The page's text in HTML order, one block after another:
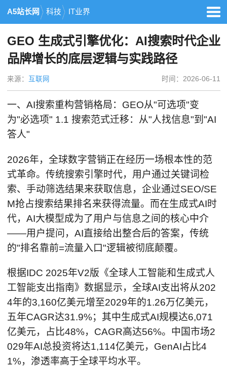
A5站长网 科技 IT业界
GEO 生成式引擎优化：AI搜索时代企业
品牌增长的底层逻辑与实践路径
来源： 互联网 时间：2026-06-11
一、AI搜索重构营销格局：GEO从"可选项"变
为"必选项" 1.1 搜索范式迁移：从"人找信息"到"AI
答人"
2026年，全球数字营销正在经历一场根本性的范
式革命。传统搜索引擎时代，用户通过关键词检
索、手动筛选结果来获取信息，企业通过SEO/SE
M抢占搜索结果排名来获得流量。而在生成式AI时
代，AI大模型成为了用户与信息之间的核心中介
——用户提问，AI直接给出整合后的答案，传统
的"排名靠前=流量入口"逻辑被彻底颠覆。
根据IDC 2025年V2版《全球人工智能和生成式人
工智能支出指南》数据显示，全球AI支出将从202
4年的3,160亿美元增至2029年的1.26万亿美元，
五年CAGR达31.9%；其中生成式AI规模达6,071
亿美元，占比48%，CAGR高达56%。中国市场2
029年AI总投资将达1,114亿美元，GenAI占比4
1%，渗透率高于全球平均水平。